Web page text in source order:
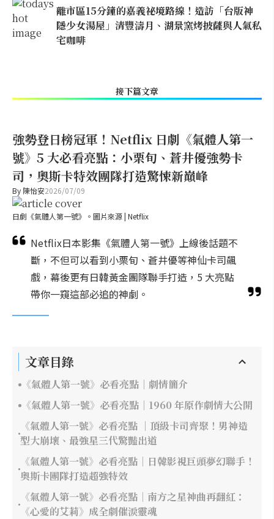
離市區15分鐘的嘉義祕境路線！造訪「台版神
隱少女湯屋」清豐濤月、湖景窯烤披薩與人氣私
宅咖啡
接下篇文章
強勢登日榜冠軍！Netflix 日劇《氣體人第一
號》5 大必看亮點：小栗旬、蒼井優強勢卡
司，奧斯卡特效團隊打造驚悚新巔峰
By 陳怡安2026/07/09
日劇《氣體人第一號》。圖片來源 | Netflix
Netflix日本影集《氣體人第一號》上線後話題不
斷，不但可以看到小栗旬、蒼井優等神仙卡司飆
戲，幕後更有日韓黃金團隊聯手打造，5 大亮點
帶你一窺這部必追的神劇。
文章目錄
《氣體人第一號》必看亮點｜劇情簡介
《氣體人第一號》必看亮點｜1960 年原作劇情大公開
《氣體人第一號》必看亮點 ｜頂級卡司齊聚！男神造
型大崩壞、最強星三代驚豔出道
《氣體人第一號》必看亮點｜日韓影視巨頭夢幻聯手！
奧斯卡團隊打造超強特效
《氣體人第一號》必看亮點｜南方之星神曲再翻紅：
《心愛的艾莉》成全劇催淚靈魂